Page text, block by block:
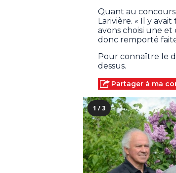
Quant au concours
Larivière. « Il y
avons choisi une et
donc remporté
Pour connaître le
dessus.
Partager à ma
1 / 3